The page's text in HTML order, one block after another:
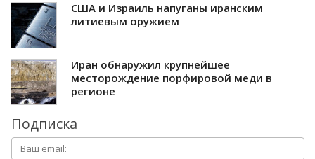
США и Израиль напуганы иранским
литиевым оружием
Иран обнаружил крупнейшее
месторождение порфировой меди в
регионе
Подписка